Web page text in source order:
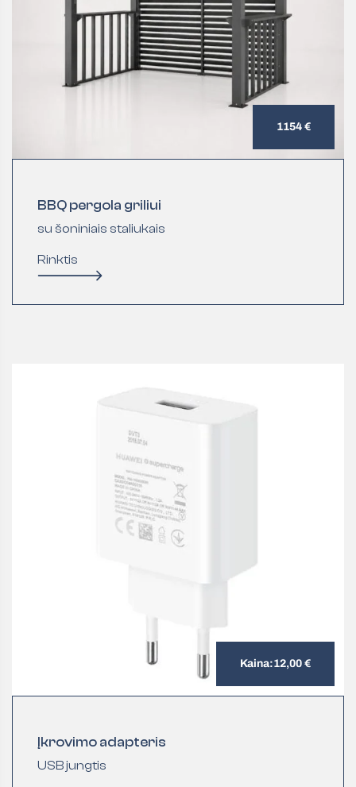
1154 €
BBQ pergola griliui
su šoniniais staliukais
Rinktis
Kaina:12,00 €
Įkrovimo adapteris
USB jungtis